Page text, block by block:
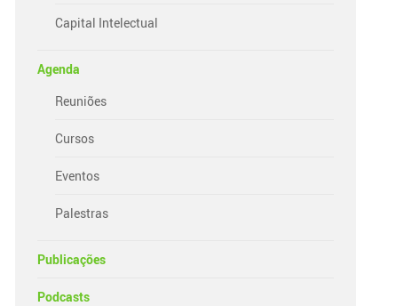
Capital Intelectual
Agenda
Reuniões
Cursos
Eventos
Palestras
Publicações
Podcasts